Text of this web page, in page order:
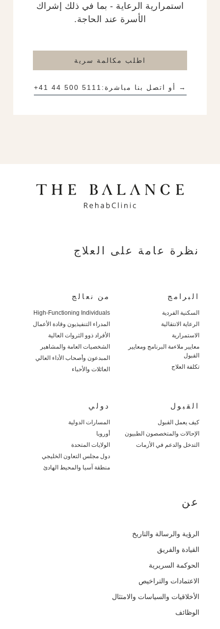
استمرارية الرعاية - بما في ذلك إشراك
الأسرة عند الحاجة.
اطلب مكالمة سرية
→ أو اتصل بنا مباشرة: +41 44 500 5111
نظرة عامة على العلاج
البرامج
السكنية الفردية
الرعاية الانتقالية
الاستمرارية
معايير ملاءمة البرنامج ومعايير
القبول
تكلفة العلاج
من نعالج
High-Functioning Individuals
المدراء التنفيذيون وقادة الأعمال
الأفراد ذوو الثروات العالية
الشخصيات العامة والمشاهير
المبدعون وأصحاب الأداء العالي
العائلات والأحباء
القبول
كيف يعمل القبول
الإحالات والمتخصصون الطبيون
التدخل والدعم في الأزمات
دولي
المسارات الدولية
أوروبا
الولايات المتحدة
دول مجلس التعاون الخليجي
منطقة آسيا والمحيط الهادئ
عن
الرؤية والرسالة والتاريخ
القيادة والفريق
الحوكمة السريرية
الاعتمادات والتراخيص
الأخلاقيات والسياسات والامتثال
الوظائف